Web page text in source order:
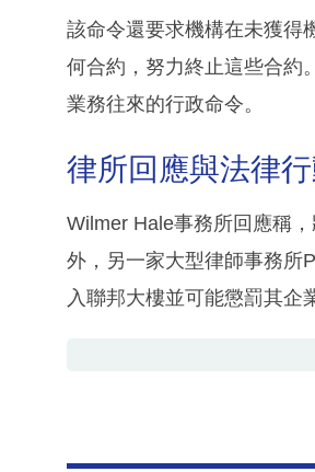
該命令還要求機構在未獲得
何合約，努力終止這些合約
業務往來的行政命令。
律所回應與法律
Wilmer Hale事務所回應稱
外，另一家大型律師事務所
入聯邦大樓並可能懲罰其企